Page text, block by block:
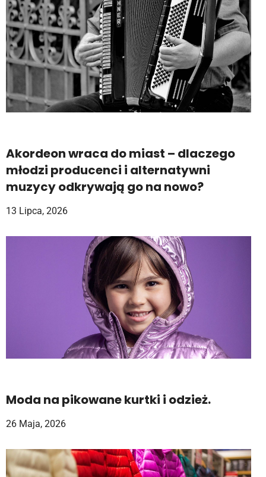
Akordeon wraca do miast – dlaczego
młodzi producenci i alternatywni
muzycy odkrywają go na nowo?
13 Lipca, 2026
Moda na pikowane kurtki i odzież.
26 Maja, 2026